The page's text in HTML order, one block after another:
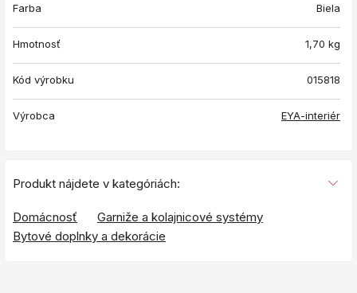
Farba Biela
Hmotnosť 1,70 kg
Kód výrobku 015818
Výrobca EYA-interiér
Produkt nájdete v kategóriách:
Domácnosť
Garniže a kolajnicové systémy
Bytové doplnky a dekorácie